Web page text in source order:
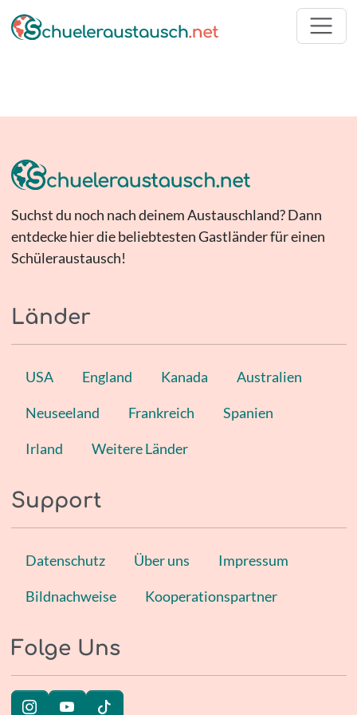
Suchst du noch nach deinem Austauschland? Dann
entdecke hier die beliebtesten Gastländer für einen
Schüleraustausch!
Länder
USA England Kanada Australien
Neuseeland Frankreich Spanien
Irland Weitere Länder
Support
Datenschutz Über uns Impressum
Bildnachweise Kooperationspartner
Folge Uns